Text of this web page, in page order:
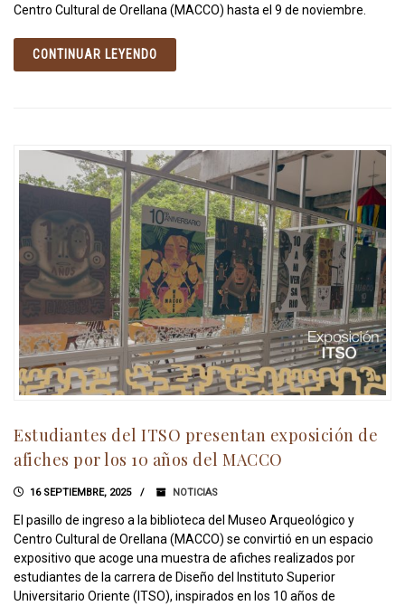
Centro Cultural de Orellana (MACCO) hasta el 9 de noviembre.
CONTINUAR LEYENDO
Estudiantes del ITSO presentan exposición de
afiches por los 10 años del MACCO
16 SEPTIEMBRE, 2025 NOTICIAS
El pasillo de ingreso a la biblioteca del Museo Arqueológico y
Centro Cultural de Orellana (MACCO) se convirtió en un espacio
expositivo que acoge una muestra de afiches realizados por
estudiantes de la carrera de Diseño del Instituto Superior
Universitario Oriente (ITSO), inspirados en los 10 años de